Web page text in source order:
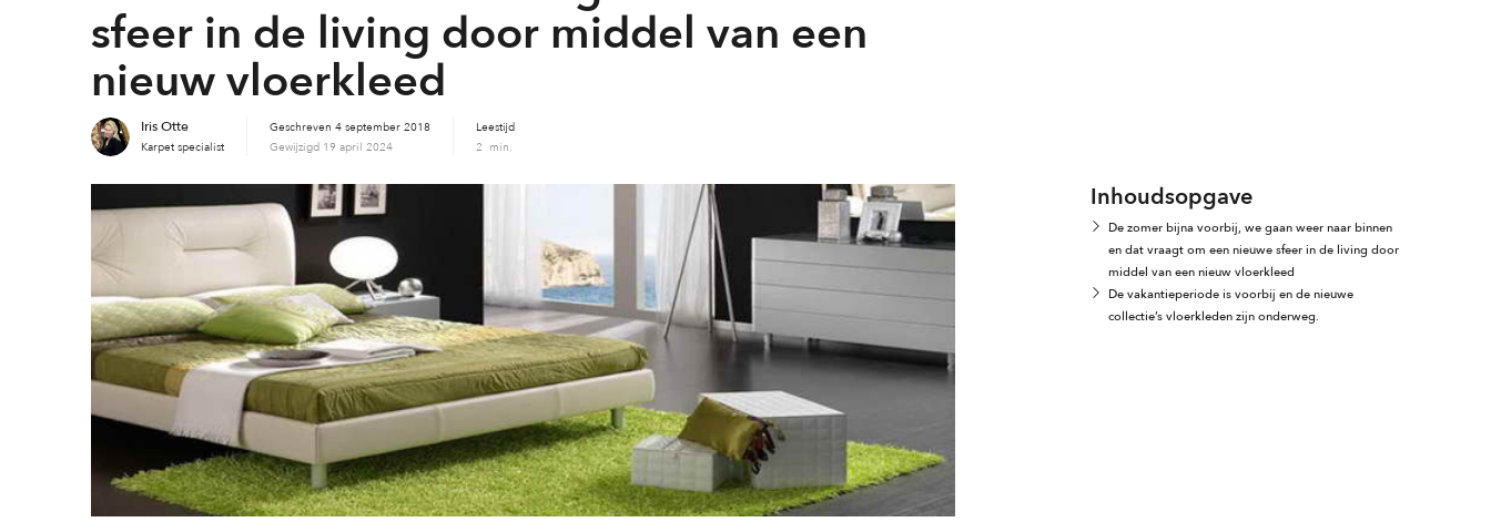
sfeer in de living door middel van een
nieuw vloerkleed
Iris Otte
Karpet specialist
Geschreven 4 september 2018
Gewijzigd 19 april 2024
Leestijd
2 min.
Inhoudsopgave
De zomer bijna voorbij, we gaan weer naar binnen
en dat vraagt om een nieuwe sfeer in de living door
middel van een nieuw vloerkleed
De vakantieperiode is voorbij en de nieuwe
collectie’s vloerkleden zijn onderweg.